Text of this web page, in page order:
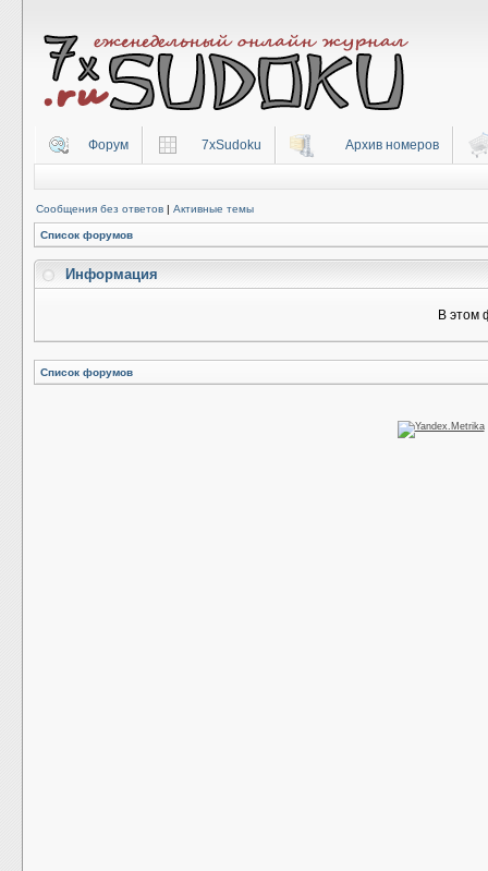
Форум 7xSudoku Архив номеров
Сообщения без ответов | Активные темы
Список форумов
Информация
В этом
Список форумов